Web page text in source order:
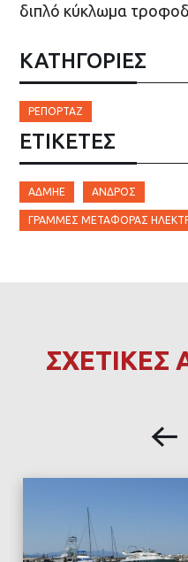
διπλό κύκλωμα
ΚΑΤΗΓΟΡΙΕΣ
ΡΕΠΟΡΤΆΖ
ΕΤΙΚΈΤΕΣ
ΑΔΜΗΕ ΆΝΔΡΟΣ
ΓΡΑΜΜΈΣ ΜΕΤΑΦΟΡΆΣ
ΣΧΕΤΙΚΕΣ